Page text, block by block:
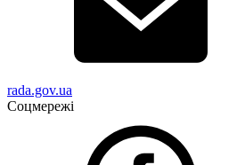
rada.gov.ua
Соцмережі